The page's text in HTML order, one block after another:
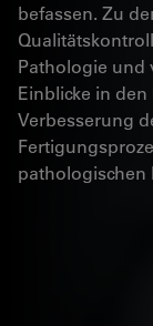
befassen. Zu
Pathologie und
Einblicke in
Verbesserung
pathologischen